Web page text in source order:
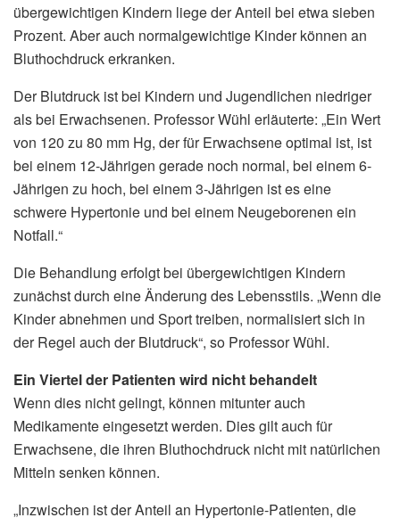
übergewichtigen Kindern liege der Anteil bei etwa sieben
Prozent. Aber auch normalgewichtige Kinder können an
Bluthochdruck erkranken.
Der Blutdruck ist bei Kindern und Jugendlichen niedriger
als bei Erwachsenen. Professor Wühl erläuterte: „Ein Wert
von 120 zu 80 mm Hg, der für Erwachsene optimal ist, ist
bei einem 12-Jährigen gerade noch normal, bei einem 6-
Jährigen zu hoch, bei einem 3-Jährigen ist es eine
schwere Hypertonie und bei einem Neugeborenen ein
Notfall.“
Die Behandlung erfolgt bei übergewichtigen Kindern
zunächst durch eine Änderung des Lebensstils. „Wenn die
Kinder abnehmen und Sport treiben, normalisiert sich in
der Regel auch der Blutdruck“, so Professor Wühl.
Ein Viertel der Patienten wird nicht behandelt
Wenn dies nicht gelingt, können mitunter auch
Medikamente eingesetzt werden. Dies gilt auch für
Erwachsene, die ihren Bluthochdruck nicht mit natürlichen
Mitteln senken können.
„Inzwischen ist der Anteil an Hypertonie-Patienten, die